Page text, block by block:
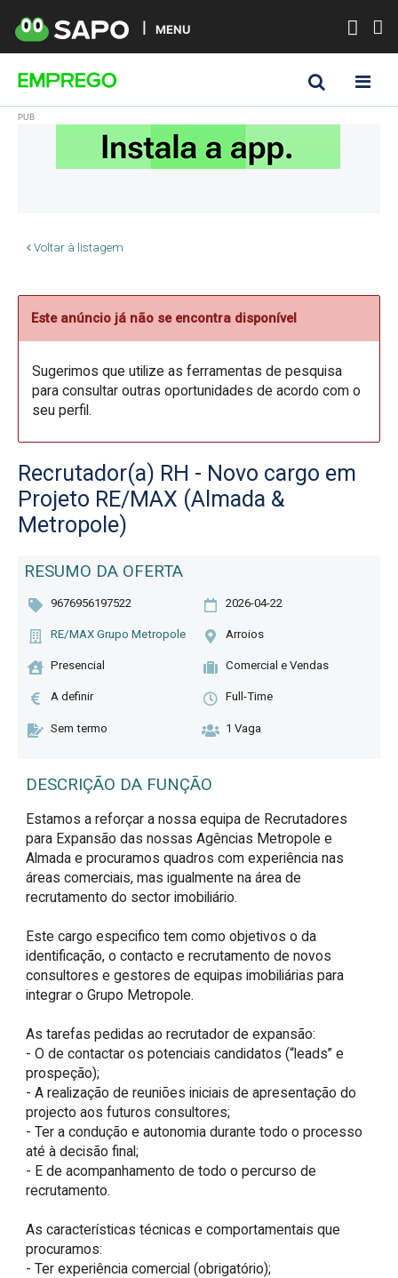
MENU
Voltar à listagem
Este anúncio já não se encontra disponível
Sugerimos que utilize as ferramentas de pesquisa
para consultar outras oportunidades de acordo com o
seu perfil.
Recrutador(a) RH - Novo cargo em
Projeto RE/MAX (Almada &
Metropole)
RESUMO DA OFERTA
9676956197522 2026-04-22
RE/MAX Grupo Metropole Arroios
Presencial Comercial e Vendas
A definir Full-Time
Sem termo 1 Vaga
DESCRIÇÃO DA FUNÇÃO
Estamos a reforçar a nossa equipa de Recrutadores
para Expansão das nossas Agências Metropole e
Almada e procuramos quadros com experiência nas
áreas comerciais, mas igualmente na área de
recrutamento do sector imobiliário.
Este cargo especifico tem como objetivos o da
identificação, o contacto e recrutamento de novos
consultores e gestores de equipas imobiliárias para
integrar o Grupo Metropole.
As tarefas pedidas ao recrutador de expansão:
- O de contactar os potenciais candidatos (“leads” e
prospeção);
- A realização de reuniões iniciais de apresentação do
projecto aos futuros consultores;
- Ter a condução e autonomia durante todo o processo
até à decisão final;
- E de acompanhamento de todo o percurso de
recrutamento.
As características técnicas e comportamentais que
procuramos:
- Ter experiência comercial (obrigatório);